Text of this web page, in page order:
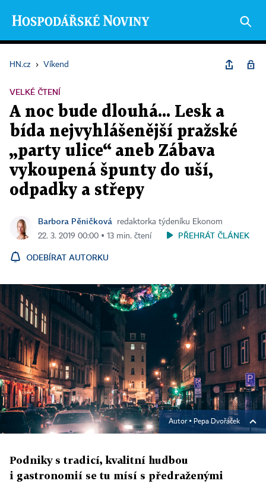
HN.cz › Víkend
VELKÉ ČTENÍ
A noc bude dlouhá... Lesk a
bída nejvyhlášenější pražské
„party ulice“ aneb Zábava
vykoupená špunty do uší,
odpadky a střepy
Barbora Pěničková
redaktorka týdeníku Ekonom
22. 3. 2019 00:00 ▪ 13 min. čtení
PŘEHRÁT ČLÁNEK
ODEBÍRAT AUTORKU
Autor ▪ Pepa Dvořáček
Podniky s tradicí, kvalitní hudbou
i gastronomií se tu mísí s předraženými